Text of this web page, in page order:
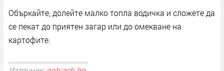
Объркайте, долейте малко топла водичка и сложете да
се пекат до приятен загар или до омекване на
картофите.